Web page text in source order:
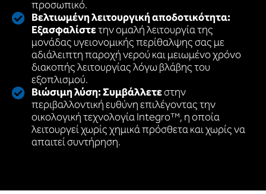
προσωπικό.
Βελτιωμένη λειτουργική αποδοτικότητα:
Εξασφαλίστετην ομαλή λειτουργία της
μονάδας υγειονομικής περίθαλψης σας με
αδιάλειπτη παροχή νερού και μειωμένο χρόνο
διακοπής λειτουργίας λόγω βλάβης του
εξοπλισμού.
Βιώσιμη λύση: Συμβάλλετεστην
περιβαλλοντική ευθύνη επιλέγοντας την
οικολογική τεχνολογία Integro™, η οποία
λειτουργεί χωρίς χημικά πρόσθετα και χωρίς να
απαιτεί συντήρηση.